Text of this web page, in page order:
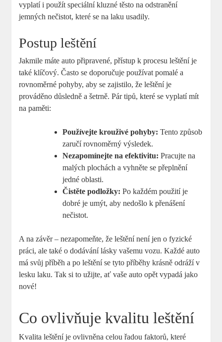
vyplatí i použít speciální kluzné těsto na odstranění
jemných nečistot, které se na laku usadily.
Postup leštění
Jakmile máte auto připravené, přístup k procesu leštění je
také klíčový. Často se doporučuje používat pomalé a
rovnoměrné pohyby, aby se zajistilo, že leštění je
prováděno důsledně a šetrně. Pár tipů, které se vyplatí mít
na paměti:
Používejte krouživé pohyby: Tento způsob
zaručí rovnoměrný výsledek.
Nezapomínejte na efektivitu: Pracujte na
malých plochách a vyhněte se přeplnění
jedné oblasti.
Čistěte podložky: Po každém použití je
dobré je umýt, aby nedošlo k přenášení
nečistot.
A na závěr – nezapomeňte, že leštění není jen o fyzické
práci, ale také o dodávání lásky vašemu vozu. Každé auto
má svůj příběh a po leštění se tyto příběhy krásně odráží v
lesku laku. Tak si to užijte, ať vaše auto opět vypadá jako
nové!
Co ovlivňuje kvalitu leštění
Kvalita leštění je ovlivněna celou řadou faktorů, které